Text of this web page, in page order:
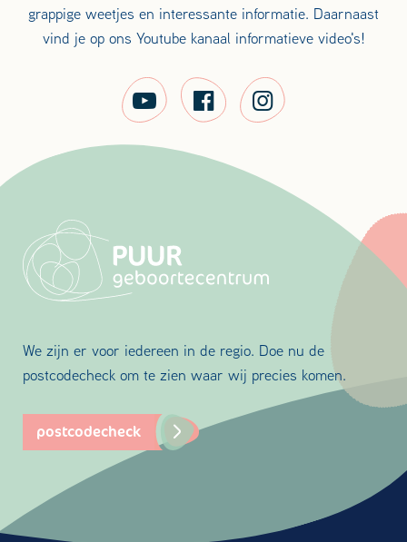
grappige weetjes en interessante informatie. Daarnaast
vind je op ons Youtube kanaal informatieve video's!
We zijn er voor iedereen in de regio. Doe nu de
postcodecheck om te zien waar wij precies komen.
postcodecheck